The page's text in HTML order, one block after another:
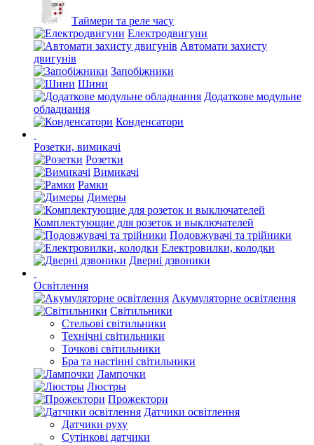
Таймери та реле часу
Електродвигуни
Автомати захисту
двигунів
Запобіжники
Шини
Додаткове модульне
обладнання
Конденсатори
Розетки, вимикачі
Розетки
Вимикачі
Рамки
Димеры
Комплектующие для розеток и выключателей
Подовжувачі та трійники
Електровилки, колодки
Дверні дзвоники
Освітлення
Акумуляторне освітлення
Світильники
Стельові світильники
Технічні світильники
Точкові світильники
Бра та настінні світильники
Лампочки
Люстры
Прожектори
Датчики освітлення
Датчики руху
Сутінкові датчики